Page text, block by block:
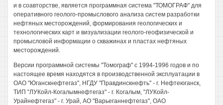
и в соавторстве, является программная система "ТОМОГРАФ" для
оперативного геолого-промыслового анализа систем разработки
нефтяных месторождений, формирования геологических и
технологических карт и визуализации геолого-геофизической и
промысловой информации о скважинах и пластах нефтяных
месторождений.
Версии программной системы "Томограф" с 1994-1996 годов и по
настоящее время находятся в производственной эксплуатации в
ОАО "Юганскнефтегаз", НГДУ "Правдинскнефть" - г. Нефтеюганск,
ТИП "ЛУКойл-Когалымнефтегаз" - г. Когалым, "ЛУКойл-
Урайнефтегаз" - г. Урай, АО "Варьеганнефтегаз", ОАО